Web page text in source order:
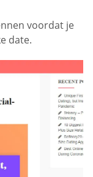
voordat je
date.